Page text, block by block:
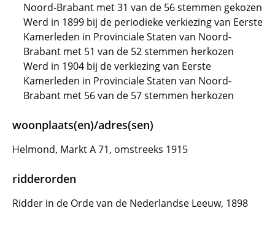
Noord-Brabant met 31 van de 56 stemmen gekozen
Werd in 1899 bij de periodieke verkiezing van Eerste
Kamerleden in Provinciale Staten van Noord-
Brabant met 51 van de 52 stemmen herkozen
Werd in 1904 bij de verkiezing van Eerste
Kamerleden in Provinciale Staten van Noord-
Brabant met 56 van de 57 stemmen herkozen
woonplaats(en)/adres(sen)
Helmond, Markt A 71, omstreeks 1915
ridderorden
Ridder in de Orde van de Nederlandse Leeuw, 1898